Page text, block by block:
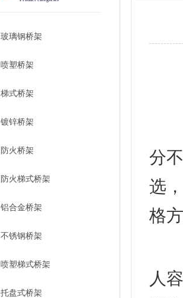
玻璃钢桥架
喷塑桥架
梯式桥架
镀锌桥架
防火桥架
防火梯式桥架
铝合金桥架
不锈钢桥架
喷塑梯式桥架
托盘式桥架
分
选
格
人